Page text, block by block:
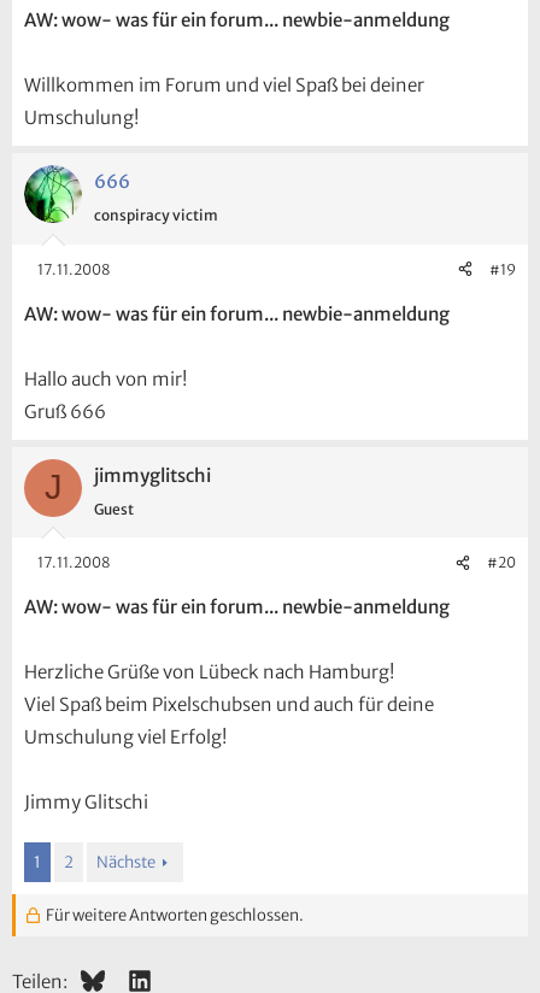
AW: wow- was für ein forum... newbie-anmeldung
Willkommen im Forum und viel Spaß bei deiner
Umschulung!
666
conspiracy victim
17.11.2008 #19
AW: wow- was für ein forum... newbie-anmeldung
Hallo auch von mir!
Gruß 666
J jimmyglitschi
Guest
17.11.2008 #20
AW: wow- was für ein forum... newbie-anmeldung
Herzliche Grüße von Lübeck nach Hamburg!
Viel Spaß beim Pixelschubsen und auch für deine
Umschulung viel Erfolg!
Jimmy Glitschi
1 2 Nächste
Für weitere Antworten geschlossen.
Teilen: BlueskyLinkedIn